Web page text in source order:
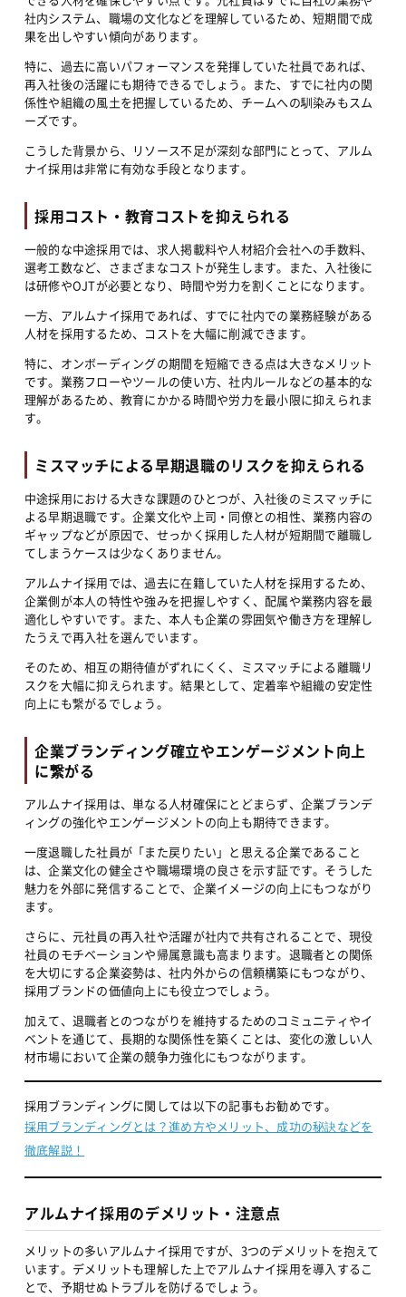
社内システム、職場の文化などを理解しているため、短期間で成
果を出しやすい傾向があります。
特に、過去に高いパフォーマンスを発揮していた社員であれば、
再入社後の活躍にも期待できるでしょう。また、すでに社内の関
係性や組織の風土を把握しているため、チームへの馴染みもスム
ーズです。
こうした背景から、リソース不足が深刻な部門にとって、アルム
ナイ採用は非常に有効な手段となります。
採用コスト・教育コストを抑えられる
一般的な中途採用では、求人掲載料や人材紹介会社への手数料、
選考工数など、さまざまなコストが発生します。また、入社後に
は研修やOJTが必要となり、時間や労力を割くことになります。
一方、アルムナイ採用であれば、すでに社内での業務経験がある
人材を採用するため、コストを大幅に削減できます。
特に、オンボーディングの期間を短縮できる点は大きなメリット
です。業務フローやツールの使い方、社内ルールなどの基本的な
理解があるため、教育にかかる時間や労力を最小限に抑えられま
す。
ミスマッチによる早期退職のリスクを抑えられる
中途採用における大きな課題のひとつが、入社後のミスマッチに
よる早期退職です。企業文化や上司・同僚との相性、業務内容の
ギャップなどが原因で、せっかく採用した人材が短期間で離職し
てしまうケースは少なくありません。
アルムナイ採用では、過去に在籍していた人材を採用するため、
企業側が本人の特性や強みを把握しやすく、配属や業務内容を最
適化しやすいです。また、本人も企業の雰囲気や働き方を理解し
たうえで再入社を選んでいます。
そのため、相互の期待値がずれにくく、ミスマッチによる離職リ
スクを大幅に抑えられます。結果として、定着率や組織の安定性
向上にも繋がるでしょう。
企業ブランディング確立やエンゲージメント向上
に繋がる
アルムナイ採用は、単なる人材確保にとどまらず、企業ブランデ
ィングの強化やエンゲージメントの向上も期待できます。
一度退職した社員が「また戻りたい」と思える企業であること
は、企業文化の健全さや職場環境の良さを示す証です。そうした
魅力を外部に発信することで、企業イメージの向上にもつながり
ます。
さらに、元社員の再入社や活躍が社内で共有されることで、現役
社員のモチベーションや帰属意識も高まります。退職者との関係
を大切にする企業姿勢は、社内外からの信頼構築にもつながり、
採用ブランドの価値向上にも役立つでしょう。
加えて、退職者とのつながりを維持するためのコミュニティやイ
ベントを通じて、長期的な関係性を築くことは、変化の激しい人
材市場において企業の競争力強化にもつながります。
採用ブランディングに関しては以下の記事もお勧めです。
採用ブランディングとは？進め方やメリット、成功の秘訣などを
徹底解説！
アルムナイ採用のデメリット・注意点
メリットの多いアルムナイ採用ですが、3つのデメリットを抱えて
います。デメリットも理解した上でアルムナイ採用を導入するこ
とで、予期せぬトラブルを防げるでしょう。